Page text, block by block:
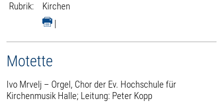
Rubrik:
Kirchen
|
Motette
Ivo Mrvelj – Orgel, Chor der Ev. Hochschule für
Kirchenmusik Halle; Leitung: Peter Kopp